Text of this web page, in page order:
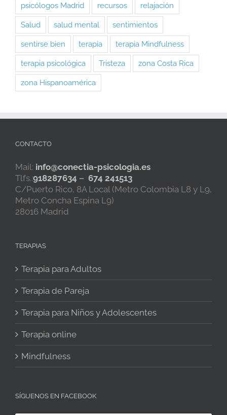
psicólogos Madrid recursos relajación
Salud salud mental sentimientos
sentirse bien terapia terapia Mindfulness
terapia psicológica Tristeza zona Costa Rica
zona Hispanoamérica
CONTACTO
Mail: info@conectia-psicologia.es
Tlfs.:918287634 – 674 241513
C/Puerto Rico, 8A Local (Metro Colombia L8 y L9,
Metro Concha Espina L9)
28016 Madrid
TERAPIAS
Terapia para Adultos
Terapia de Pareja
Terapia para Niños y Adolescentes
Terapia online
Mindfulness
SÍGUENOS EN FACEBOOK